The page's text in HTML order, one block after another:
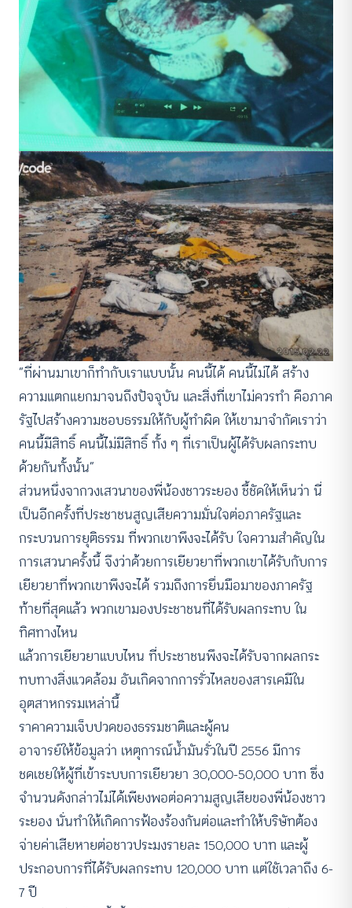
“ที่ผ่านมาเขาก็ทำกับเราแบบนั้น คนนี้ได้ คนนี้ไม่ได้ สร้าง
ความแตกแยกมาจนถึงปัจจุบัน และสิ่งที่เขาไม่ควรทำ คือภาค
รัฐไปสร้างความชอบธรรมให้กับผู้ทำผิด ให้เขามาจำกัดเราว่า
คนนี้มีสิทธิ์ คนนี้ไม่มีสิทธิ์ ทั้ง ๆ ที่เราเป็นผู้ได้รับผลกระทบ
ด้วยกันทั้งนั้น”
ส่วนหนึ่งจากวงเสวนาของพี่น้องชาวระยอง ชี้ชัดให้เห็นว่า นี่
เป็นอีกครั้งที่ประชาชนสูญเสียความมั่นใจต่อภาครัฐและ
กระบวนการยุติธรรม ที่พวกเขาพึงจะได้รับ ใจความสำคัญใน
การเสวนาครั้งนี้ จึงว่าด้วยการเยียวยาที่พวกเขาได้รับกับการ
เยียวยาที่พวกเขาพึงจะได้ รวมถึงการยื่นมือมาของภาครัฐ
ท้ายที่สุดแล้ว พวกเขามองประชาชนที่ได้รับผลกระทบ ใน
ทิศทางไหน
แล้วการเยียวยาแบบไหน ที่ประชาชนพึงจะได้รับจากผลกระ
ทบทางสิ่งแวดล้อม อันเกิดจากการรั่วไหลของสารเคมีใน
อุตสาหกรรมเหล่านี้
ราคาความเจ็บปวดของธรรมชาติและผู้คน
อาจารย์ให้ข้อมูลว่า เหตุการณ์น้ำมันรั่วในปี 2556 มีการ
ชดเชยให้ผู้ที่เข้าระบบการเยียวยา 30,000-50,000 บาท ซึ่ง
จำนวนดังกล่าวไม่ได้เพียงพอต่อความสูญเสียของพี่น้องชาว
ระยอง นั่นทำให้เกิดการฟ้องร้องกันต่อและทำให้บริษัทต้อง
จ่ายค่าเสียหายต่อชาวประมงรายละ 150,000 บาท และผู้
ประกอบการที่ได้รับผลกระทบ 120,000 บาท แต่ใชัเวลาถึง 6-
7 ปี